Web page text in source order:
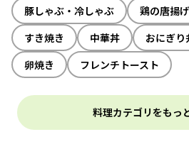
豚しゃぶ・冷しゃぶ
鶏の唐揚
すき焼き
中華丼 おにぎり
卵焼き
フレンチトースト
料理カテゴリをもっ